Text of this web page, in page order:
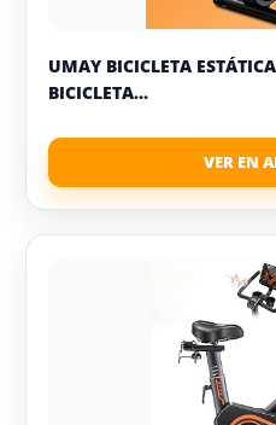
UMAY BICICLETA
BICICLETA...